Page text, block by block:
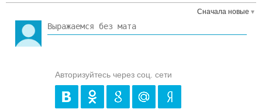
Сначала новые
Авторизуйтесь через соц. сети